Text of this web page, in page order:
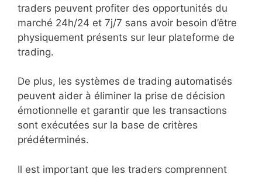
traders peuvent profiter des opportunités du
marché 24h/24 et 7j/7 sans avoir besoin d’être
physiquement présents sur leur plateforme de
trading.
De plus, les systèmes de trading automatisés
peuvent aider à éliminer la prise de décision
émotionnelle et garantir que les transactions
sont exécutées sur la base de critères
prédéterminés.
Il est important que les traders comprennent